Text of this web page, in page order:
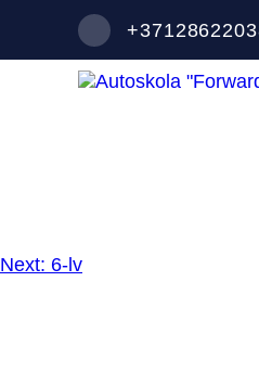
Ziņu
Next: 6-lv